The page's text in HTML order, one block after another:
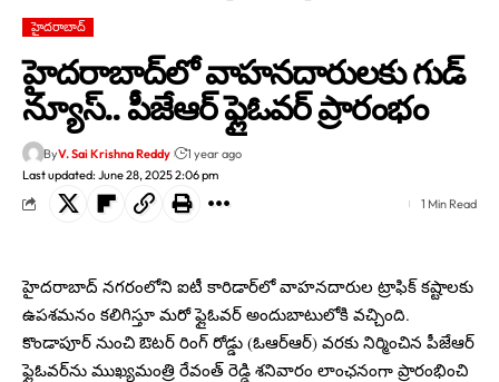
హైదరాబాద్
హైదరాబాద్‌లో వాహనదారులకు గుడ్
న్యూస్.. పీజేఆర్ ఫ్లైఓవర్ ప్రారంభం
Last updated: June 28, 2025 2:06 pm
ByV. Sai Krishna Reddy 1 year ago
1 Min Read
హైదరాబాద్ నగరంలోని ఐటీ కారిడార్‌లో వాహనదారుల ట్రాఫిక్ కష్టాలకు
ఉపశమనం కలిగిస్తూ మరో ఫ్లైఓవర్ అందుబాటులోకి వచ్చింది.
కొండాపూర్ నుంచి ఔటర్ రింగ్ రోడ్డు (ఓఆర్‌ఆర్) వరకు నిర్మించిన పీజేఆర్
ఫ్లైఓవర్‌ను ముఖ్యమంత్రి రేవంత్ రెడ్డి శనివారం లాంఛనంగా ప్రారంభించి